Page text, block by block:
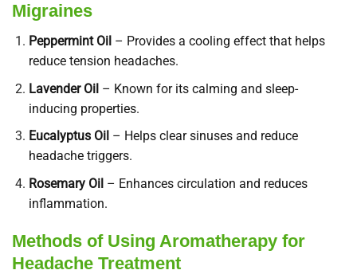
Migraines
Peppermint Oil – Provides a cooling effect that helps
reduce tension headaches.
Lavender Oil– Known for its calming and sleep-
inducing properties.
Eucalyptus Oil – Helps clear sinuses and reduce
headache triggers.
Rosemary Oil– Enhances circulation and reduces
inflammation.
Methods of Using Aromatherapy for
Headache Treatment